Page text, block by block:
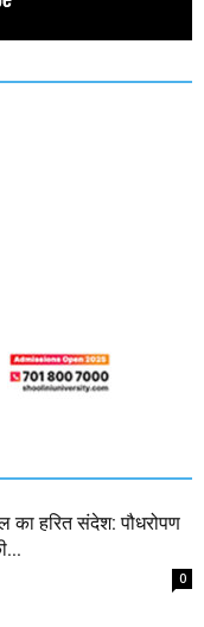
का हरित संदेश: पौधरोपण
0